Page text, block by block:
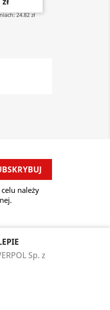
24.82 zł
należy
Sp. z